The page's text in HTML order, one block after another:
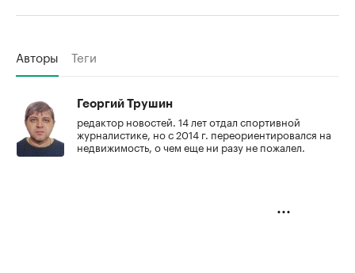
Авторы Теги
Георгий Трушин
редактор новостей. 14 лет отдал спортивной
журналистике, но с 2014 г. переориентировался на
недвижимость, о чем еще ни разу не пожалел.